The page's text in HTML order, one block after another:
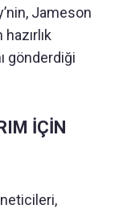
Jameson
gönderdiği
İÇİN